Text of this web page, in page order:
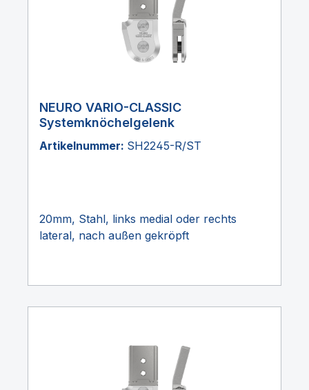
NEURO VARIO-CLASSIC
Systemknöchelgelenk
Artikelnummer: SH2245-R/ST
20mm, Stahl, links medial oder rechts
lateral, nach außen gekröpft